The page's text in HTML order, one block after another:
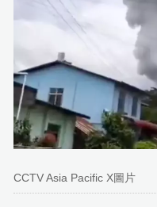
CCTV Asia Pacific X圖片